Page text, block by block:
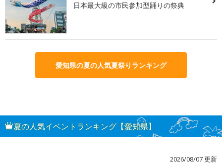
日本最大級の市民参加型踊りの祭典
愛知県の夏の人気夏祭りランキング
夏の人気イベントランキング【愛知県】
2026/08/07 更新